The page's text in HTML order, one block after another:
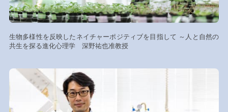
生物多様性を反映したネイチャーポジティブを目指して ～人と自然の
共生を探る進化心理学 深野祐也准教授